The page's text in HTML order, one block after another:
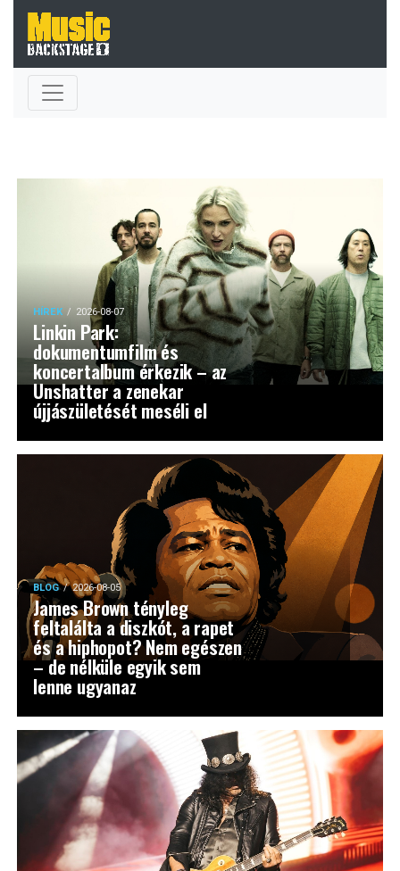
HÍREK 2026-08-07
Linkin Park:
dokumentumfilm és
koncertalbum érkezik – az
Unshatter a zenekar
újjászületését meséli el
BLOG 2026-08-05
James Brown tényleg
feltalálta a diszkót, a rapet
és a hiphopot? Nem egészen
– de nélküle egyik sem
lenne ugyanaz